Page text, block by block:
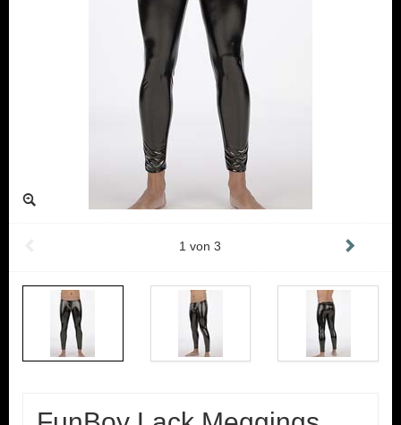
1 von3